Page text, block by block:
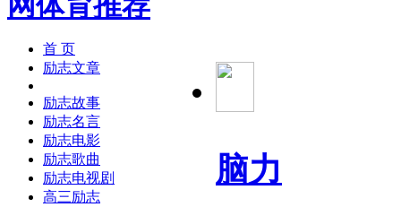
脑力
首 页
励志文章
励志故事
励志名言
励志电影
励志歌曲
励志电视剧
高三励志